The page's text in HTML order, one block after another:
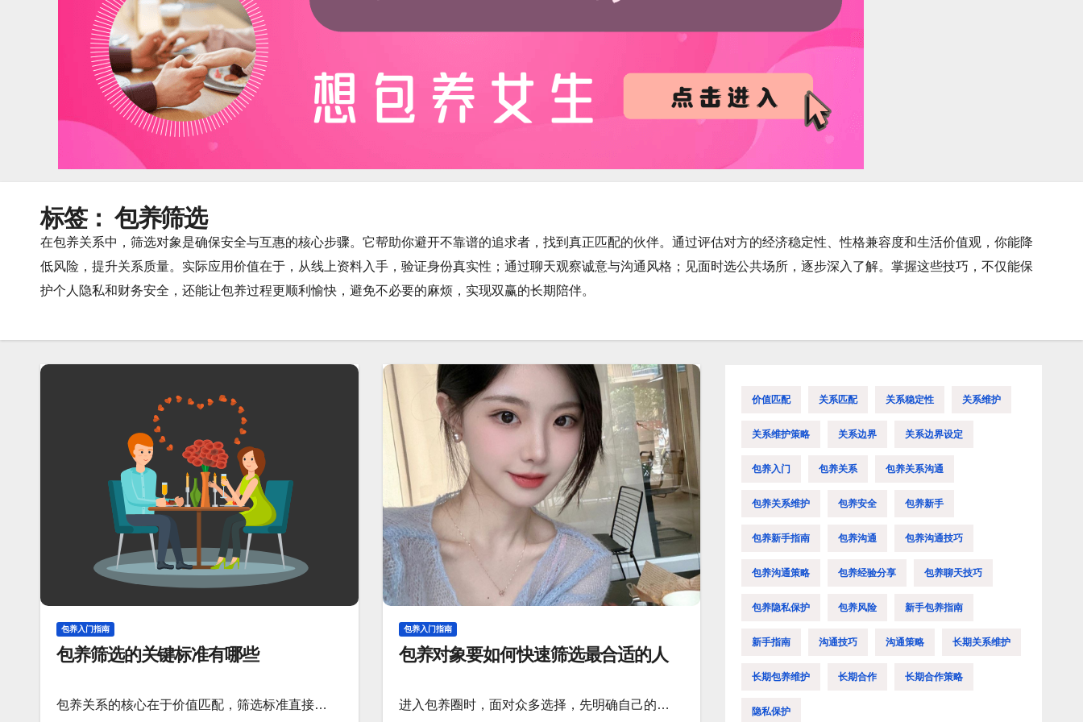
标签： 包养筛选
在包养关系中，筛选对象是确保安全与互惠的核心步骤。它帮助你避开不靠谱的追求者，找到真正匹配的伙伴。通过评估对方的经济稳定性、性格兼容度和生活价值观，你能降
低风险，提升关系质量。实际应用价值在于，从线上资料入手，验证身份真实性；通过聊天观察诚意与沟通风格；见面时选公共场所，逐步深入了解。掌握这些技巧，不仅能保
护个人隐私和财务安全，还能让包养过程更顺利愉快，避免不必要的麻烦，实现双赢的长期陪伴。
包养入门指南
包养筛选的关键标准有哪些
包养关系的核心在于价值匹配，筛选标准直接…
包养入门指南
包养对象要如何快速筛选最合适的人
进入包养圈时，面对众多选择，先明确自己的…
价值匹配 关系匹配 关系稳定性 关系维护
关系维护策略 关系边界 关系边界设定
包养入门 包养关系 包养关系沟通
包养关系维护 包养安全 包养新手
包养新手指南 包养沟通 包养沟通技巧
包养沟通策略 包养经验分享 包养聊天技巧
包养隐私保护 包养风险 新手包养指南
新手指南 沟通技巧 沟通策略 长期关系维护
长期包养维护 长期合作 长期合作策略
隐私保护